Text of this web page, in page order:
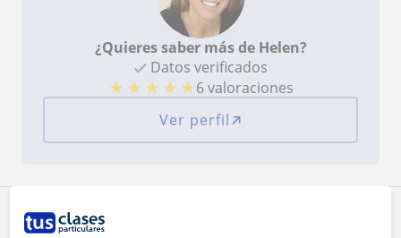
¿Quieres saber más de Helen?
Datos verificados
★ ★ ★ ★ ★6 valoraciones
Ver perfil
Zona de Helen